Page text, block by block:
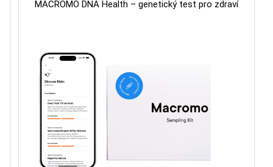
MACROMO DNA Health – genetický test pro zdraví